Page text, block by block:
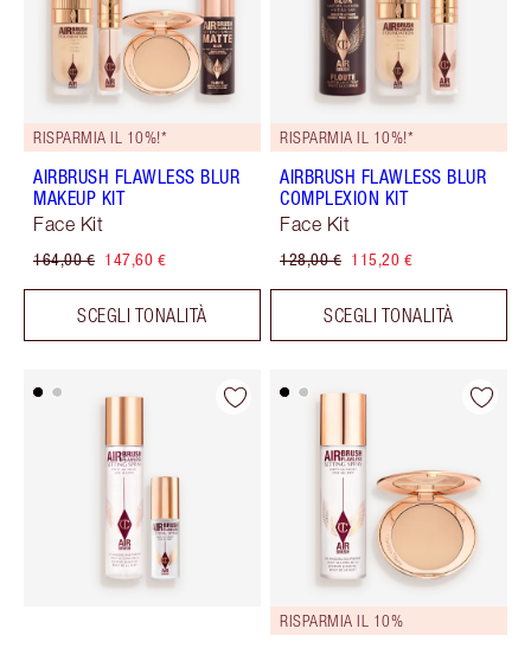
RISPARMIA IL 10%!*
AIRBRUSH FLAWLESS BLUR
MAKEUP KIT
Face Kit
164,00 € 147,60 €
SCEGLI TONALITÀ
RISPARMIA IL 10%!*
AIRBRUSH FLAWLESS BLUR
COMPLEXION KIT
Face Kit
128,00 € 115,20 €
SCEGLI TONALITÀ
RISPARMIA IL 10%